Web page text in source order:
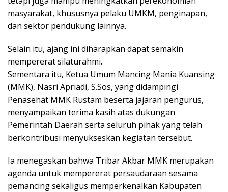
masyarakat, khususnya pelaku UMKM, penginapan,
dan sektor pendukung lainnya.
Selain itu, ajang ini diharapkan dapat semakin
mempererat silaturahmi.
Sementara itu, Ketua Umum Mancing Mania Kuansing
(MMK), Nasri Apriadi, S.Sos, yang didampingi
Penasehat MMK Rustam beserta jajaran pengurus,
menyampaikan terima kasih atas dukungan
Pemerintah Daerah serta seluruh pihak yang telah
berkontribusi menyukseskan kegiatan tersebut.
Ia menegaskan bahwa Tribar Akbar MMK merupakan
agenda untuk mempererat persaudaraan sesama
pemancing sekaligus memperkenalkan Kabupaten